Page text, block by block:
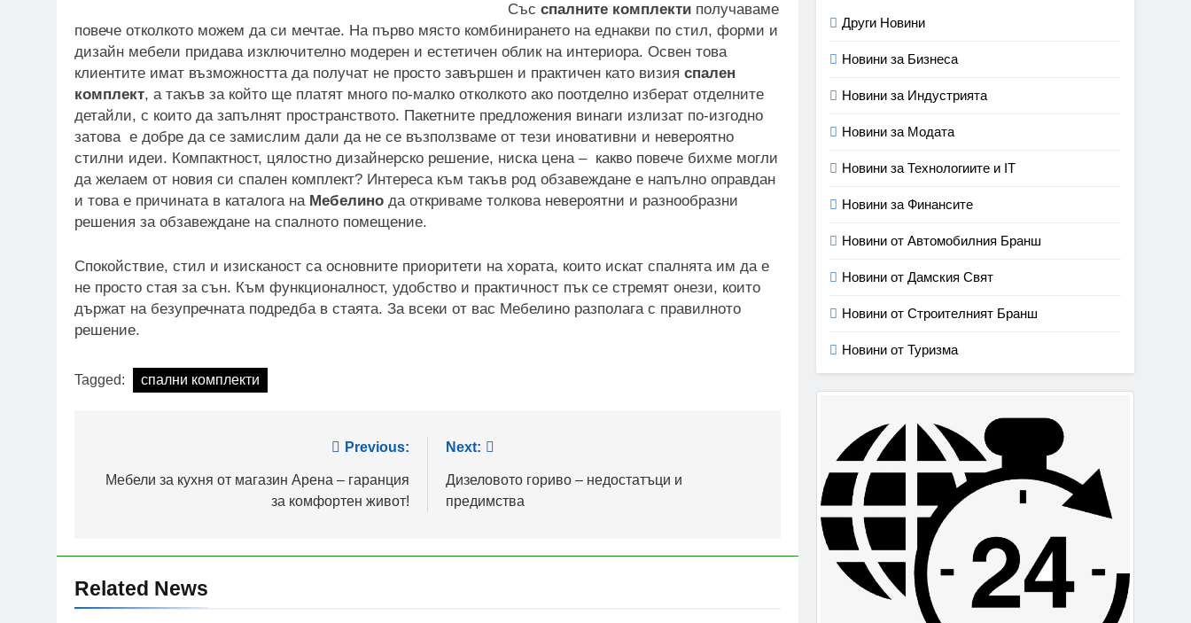
Със спалните комплектиполучаваме
повече отколкото можем да си мечтае. На първо място комбинирането на еднакви по стил, форми и
дизайн мебели придава изключително модерен и естетичен облик на интериора. Освен това
клиентите имат възможността да получат не просто завършен и практичен като визия спален
комплект, а такъв за който ще платят много по-малко отколкото ако поотделно изберат отделните
детайли, с които да запълнят пространството. Пакетните предложения винаги излизат по-изгодно
затова е добре да се замислим дали да не се възползваме от тези иновативни и невероятно
стилни идеи. Компактност, цялостно дизайнерско решение, ниска цена – какво повече бихме могли
да желаем от новия си спален комплект? Интереса към такъв род обзавеждане е напълно оправдан
и това е причината в каталога на Мебелино да откриваме толкова невероятни и разнообразни
решения за обзавеждане на спалното помещение.
Спокойствие, стил и изисканост са основните приоритети на хората, които искат спалнята им да е
не просто стая за сън. Към функционалност, удобство и практичност пък се стремят онези, които
държат на безупречната подредба в стаята. За всеки от вас Мебелино разполага с правилното
решение.
Tagged: спални комплекти
navigation
Previous:
Мебели за кухня от магазин Арена – гаранция
за комфортен живот!
Next:
Дизеловото гориво – недостатъци и
предимства
Related News
Други Новини
Новини за Бизнеса
Новини за Индустрията
Новини за Модата
Новини за Технологиите и IT
Новини за Финансите
Новини от Автомобилния Бранш
Новини от Дамския Свят
Новини от Строителният Бранш
Новини от Туризма